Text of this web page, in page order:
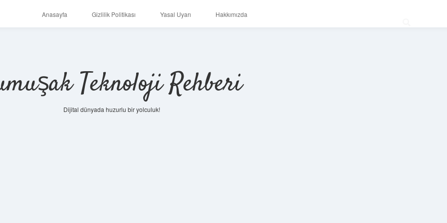
Anasayfa Gizlilik Politikası Yasal Uyarı Hakkımızda
Teknoloji Rehberi
Dijital dünyada huzurlu bir yolculuk!